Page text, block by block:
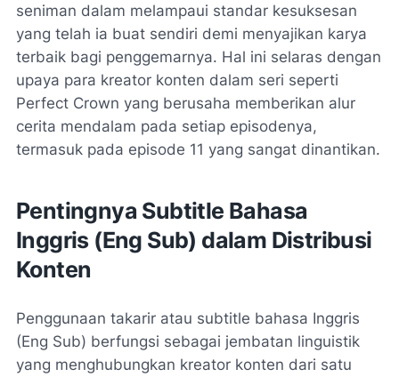
seniman dalam melampaui standar kesuksesan
yang telah ia buat sendiri demi menyajikan karya
terbaik bagi penggemarnya. Hal ini selaras dengan
upaya para kreator konten dalam seri seperti
Perfect Crown yang berusaha memberikan alur
cerita mendalam pada setiap episodenya,
termasuk pada episode 11 yang sangat dinantikan.
Pentingnya Subtitle Bahasa
Inggris (Eng Sub) dalam Distribusi
Konten
Penggunaan takarir atau subtitle bahasa Inggris
(Eng Sub) berfungsi sebagai jembatan linguistik
yang menghubungkan kreator konten dari satu